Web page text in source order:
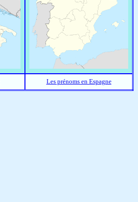
Les prénoms en Espagne